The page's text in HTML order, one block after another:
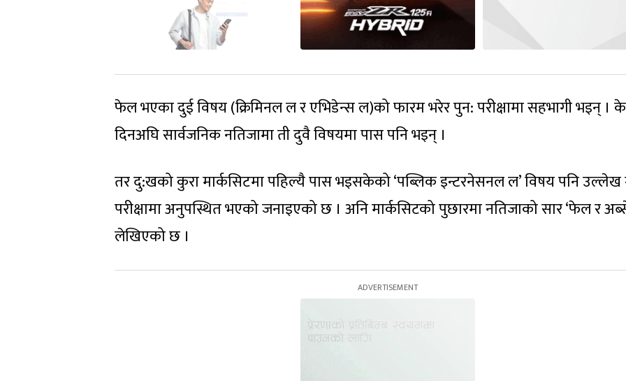
फेल भएका दुई विषय (क्रिमिनल ल र एभिडेन्स ल)को फारम भरेर पुन: परीक्षामा सहभागी भइन् ।
दिनअघि सार्वजनिक नतिजामा ती दुवै विषयमा पास पनि भइन् ।
तर दु:खको कुरा मार्कसिटमा पहिल्यै पास भइसकेको ‘पब्लिक इन्टरनेसनल ल’ विषय पनि उल्लेख
परीक्षामा अनुपस्थित भएको जनाइएको छ । अनि मार्कसिटको पुछारमा नतिजाको सार ‘फेल र
लेखिएको छ ।